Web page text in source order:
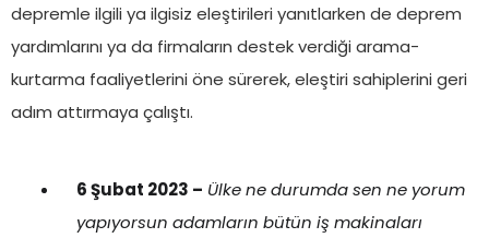
depremle ilgili ya ilgisiz eleştirileri yanıtlarken de deprem
yardımlarını ya da firmaların destek verdiği arama-
kurtarma faaliyetlerini öne sürerek, eleştiri sahiplerini geri
adım attırmaya çalıştı.
6 Şubat 2023 – Ülke ne durumda sen ne yorum
yapıyorsun adamların bütün iş makinaları